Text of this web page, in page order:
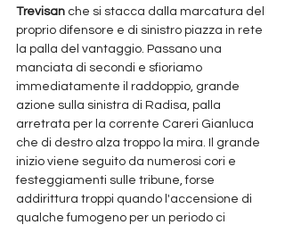
Trevisan che si stacca dalla marcatura del
proprio difensore e di sinistro piazza in rete
la palla del vantaggio. Passano una
manciata di secondi e sfioriamo
immediatamente il raddoppio, grande
azione sulla sinistra di Radisa, palla
arretrata per la corrente Careri Gianluca
che di destro alza troppo la mira. Il grande
inizio viene seguito da numerosi cori e
festeggiamenti sulle tribune, forse
addirittura troppi quando l'accensione di
qualche fumogeno per un periodo ci